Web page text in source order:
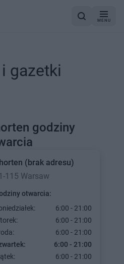
MENU
gazetki
godziny
(brak adresu)
115 Warsaw
otwarcia:
6:00 - 21:00
6:00 - 21:00
6:00 - 21:00
6:00 - 21:00
6:00 - 21:00